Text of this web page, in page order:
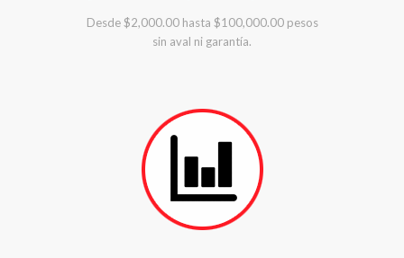
Desde $2,000.00 hasta $100,000.00 pesos
sin aval ni garantía.